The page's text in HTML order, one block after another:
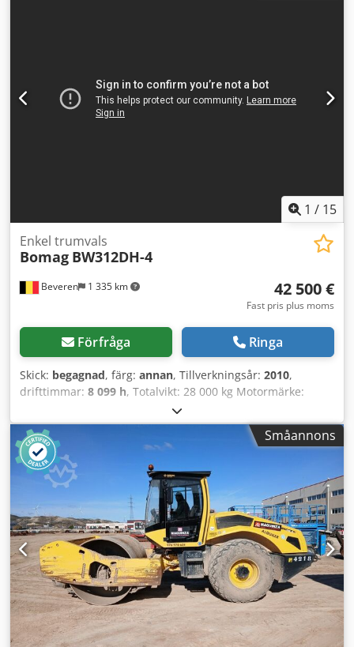
1 / 15
Beveren 1 335 km
Enkel trumvals
Bomag BW312DH-4
42 500 €
Fast pris plus moms
Förfråga Ringa
Skick: begagnad, färg: annan, Tillverkningsår: 2010,
drifttimmar: 8 099 h, Totalvikt: 28 000 kg Motormärke:
Deutz Codpfszblcrjx Aavsha CE-märkning: ja Serienummer:
101583141318 Maskiner till salu! Bläddra på vår webbplats
för att se ett stort utbud av maskiner redo att köpas. Vi har
fler alternativ än vad som visas online, så tveka inte att
ringa eller mejla oss när som helst. Alla våra maskiner är
fullt underhållna och kontrollerade för tillförlitlighet.
Behöver du bilder? Kontakta oss så skickar vi dem snabbt.
Vi hjälper dig på nederländska, engelska, franska, tyska,
spanska och ryska. Upptäck vårt breda sortiment av
pålitliga maskiner.
Småannons